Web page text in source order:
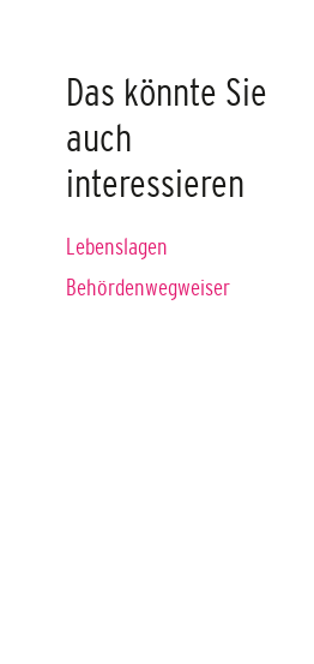
Das könnte Sie
auch
interessieren
Lebenslagen
Behördenwegweiser